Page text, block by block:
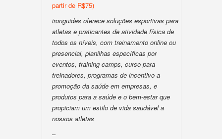
partir de R$75)
ironguides oferece soluções esportivas para
atletas e praticantes de atividade física de
todos os níveis, com treinamento online ou
presencial, planilhas específicas por
eventos, training camps, curso para
treinadores, programas de incentivo a
promoção da saúde em empresas, e
produtos para a saúde e o bem-estar que
propiciam um estilo de vida saudável a
nossos atletas
–